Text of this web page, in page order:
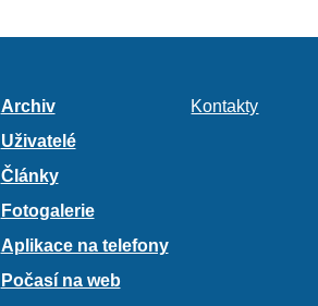
Archiv
Uživatelé
Články
Fotogalerie
Aplikace na telefony
Počasí na web
Kontakty